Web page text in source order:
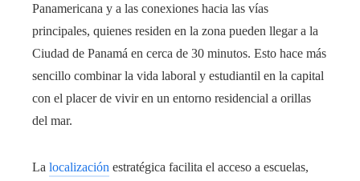
Panamericana y a las conexiones hacia las vías
principales, quienes residen en la zona pueden llegar a la
Ciudad de Panamá en cerca de 30 minutos. Esto hace más
sencillo combinar la vida laboral y estudiantil en la capital
con el placer de vivir en un entorno residencial a orillas
del mar.
La localización estratégica facilita el acceso a escuelas,